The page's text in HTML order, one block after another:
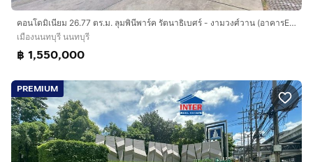
คอนโดมิเนียม 26.77 ตร.ม. ลุมพินีพาร์ค รัตนาธิเบศร์ - งามวงศ์วาน (อาคารE) อยู่ระหว่างซอยรัตนาธิเบศร์24 และ ซอยรัตนาธิเบศร์26 ถนนรัตนาธิเบศร์
เมืองนนทบุรี นนทบุรี
฿ 1,550,000
PREMIUM